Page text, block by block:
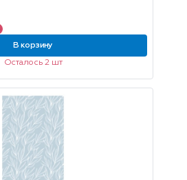
В корзину
Осталось 2 шт